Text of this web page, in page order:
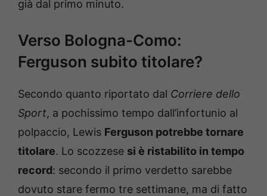
già dal primo minuto.
Verso Bologna-Como:
Ferguson subito titolare?
Secondo quanto riportato dal Corriere dello
Sport, a pochissimo tempo dall’infortunio al
polpaccio, Lewis Ferguson potrebbe tornare
titolare. Lo scozzese si è ristabilito in tempo
record: secondo il primo verdetto sarebbe
dovuto stare fermo tre settimane, ma di fatto